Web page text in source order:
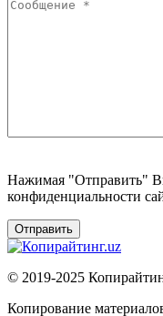
Нажимая "Отправить"
конфиденциальности
© 2019-2025
Копирование